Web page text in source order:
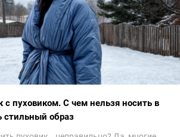
пуховиком. С чем нельзя носить в
стильный образ